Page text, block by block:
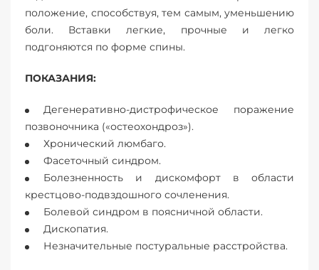
положение, способствуя, тем самым, уменьшению
боли. Вставки легкие, прочные и легко
подгоняются по форме спины.
ПОКАЗАНИЯ:
Дегенеративно-дистрофическое поражение
позвоночника («остеохондроз»).
Хронический люмбаго.
Фасеточный синдром.
Болезненность и дискомфорт в области
крестцово-подвздошного сочленения.
Болевой синдром в поясничной области.
Дископатия.
Незначительные постуральные расстройства.